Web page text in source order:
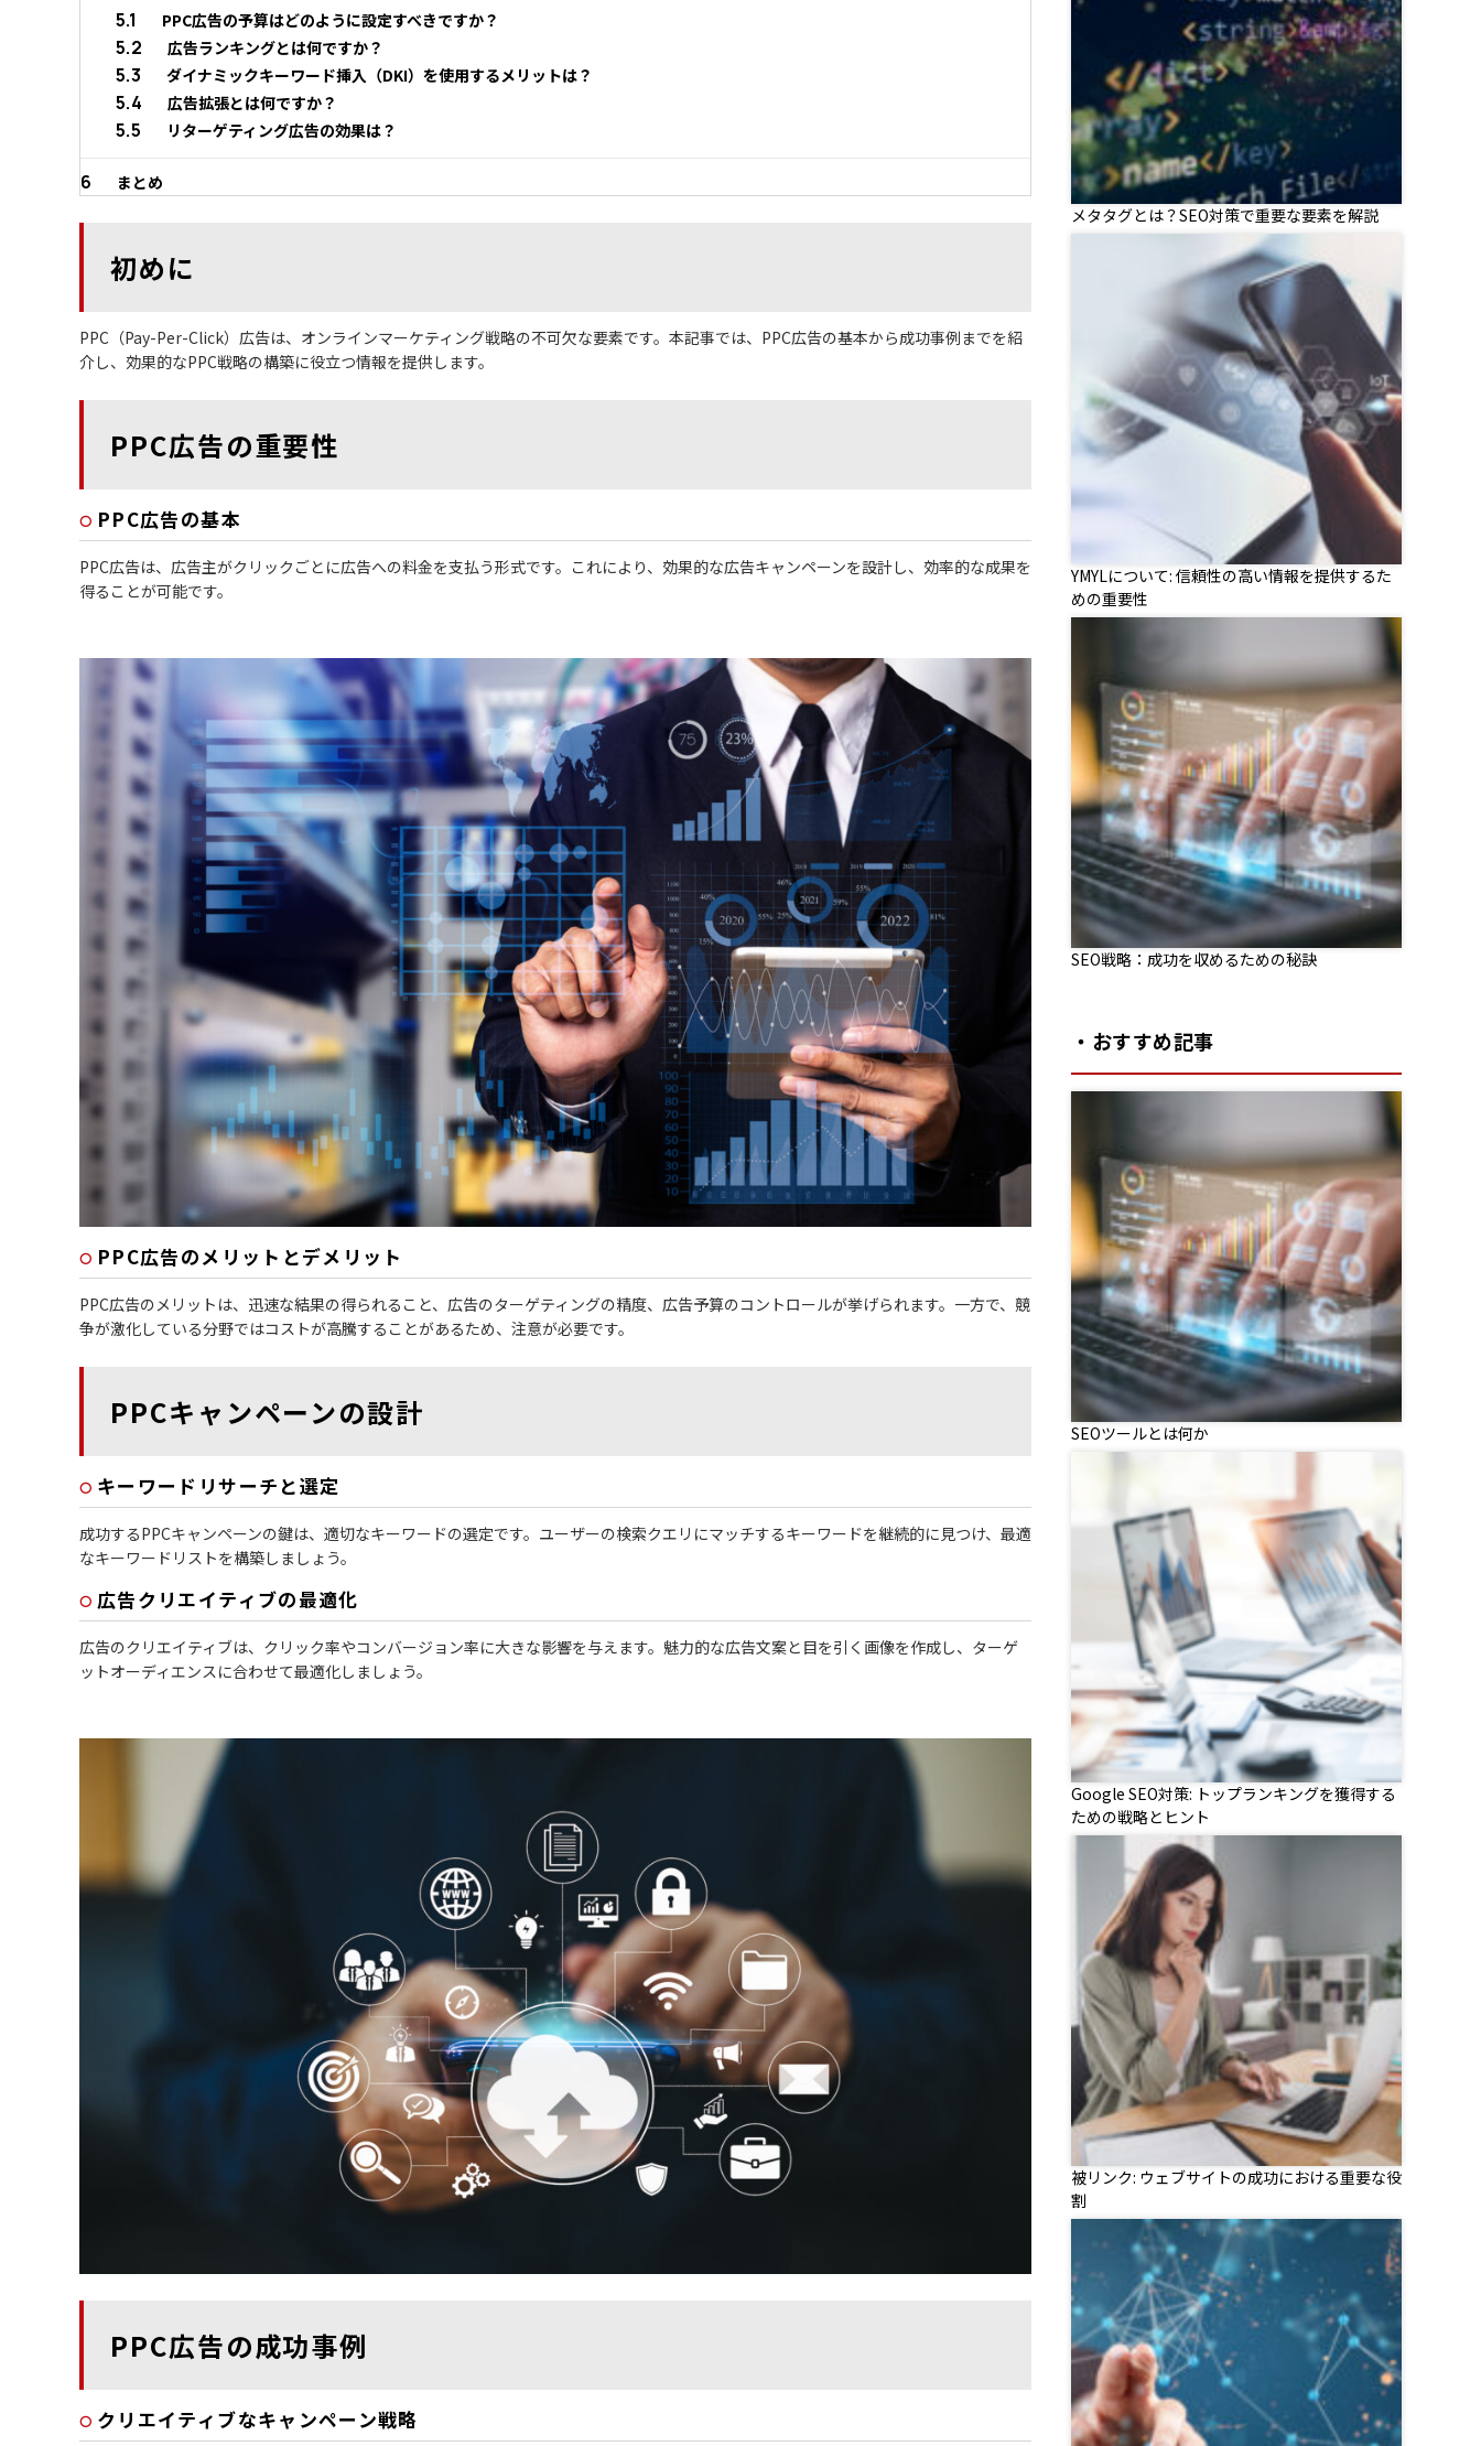
5.1 PPC広告の予算はどのように設定すべきですか？
5.2 広告ランキングとは何ですか？
5.3 ダイナミックキーワード挿入（DKI）を使用するメリットは？
5.4 広告拡張とは何ですか？
5.5 リターゲティング広告の効果は？
6 まとめ
初めに
PPC（Pay-Per-Click）広告は、オンラインマーケティング戦略の不可欠な要素です。本記事では、PPC広告の基本から成功事例までを紹
介し、効果的なPPC戦略の構築に役立つ情報を提供します。
PPC広告の重要性
PPC広告の基本
PPC広告は、広告主がクリックごとに広告への料金を支払う形式です。これにより、効果的な広告キャンペーンを設計し、効率的な成果を
得ることが可能です。
PPC広告のメリットとデメリット
PPC広告のメリットは、迅速な結果の得られること、広告のターゲティングの精度、広告予算のコントロールが挙げられます。一方で、競
争が激化している分野ではコストが高騰することがあるため、注意が必要です。
PPCキャンペーンの設計
キーワードリサーチと選定
成功するPPCキャンペーンの鍵は、適切なキーワードの選定です。ユーザーの検索クエリにマッチするキーワードを継続的に見つけ、最適
なキーワードリストを構築しましょう。
広告クリエイティブの最適化
広告のクリエイティブは、クリック率やコンバージョン率に大きな影響を与えます。魅力的な広告文案と目を引く画像を作成し、ターゲ
ットオーディエンスに合わせて最適化しましょう。
PPC広告の成功事例
クリエイティブなキャンペーン戦略
メタタグとは？SEO対策で重要な要素を解説
YMYLについて: 信頼性の高い情報を提供するた
めの重要性
SEO戦略：成功を収めるための秘訣
・おすすめ記事
SEOツールとは何か
Google SEO対策: トップランキングを獲得する
ための戦略とヒント
被リンク: ウェブサイトの成功における重要な役
割